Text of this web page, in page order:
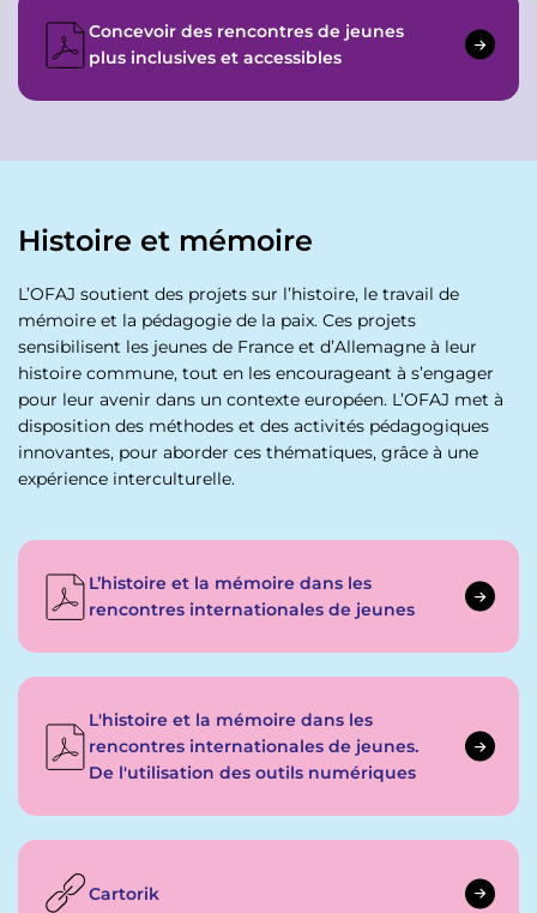
Concevoir des rencontres de jeunes
plus inclusives et accessibles
Histoire et mémoire
L’OFAJ soutient des projets sur l’histoire, le travail de
mémoire et la pédagogie de la paix. Ces projets
sensibilisent les jeunes de France et d’Allemagne à leur
histoire commune, tout en les encourageant à s’engager
pour leur avenir dans un contexte européen. L’OFAJ met à
disposition des méthodes et des activités pédagogiques
innovantes, pour aborder ces thématiques, grâce à une
expérience interculturelle.
L’histoire et la mémoire dans les
rencontres internationales de jeunes
L'histoire et la mémoire dans les
rencontres internationales de jeunes.
De l'utilisation des outils numériques
Cartorik